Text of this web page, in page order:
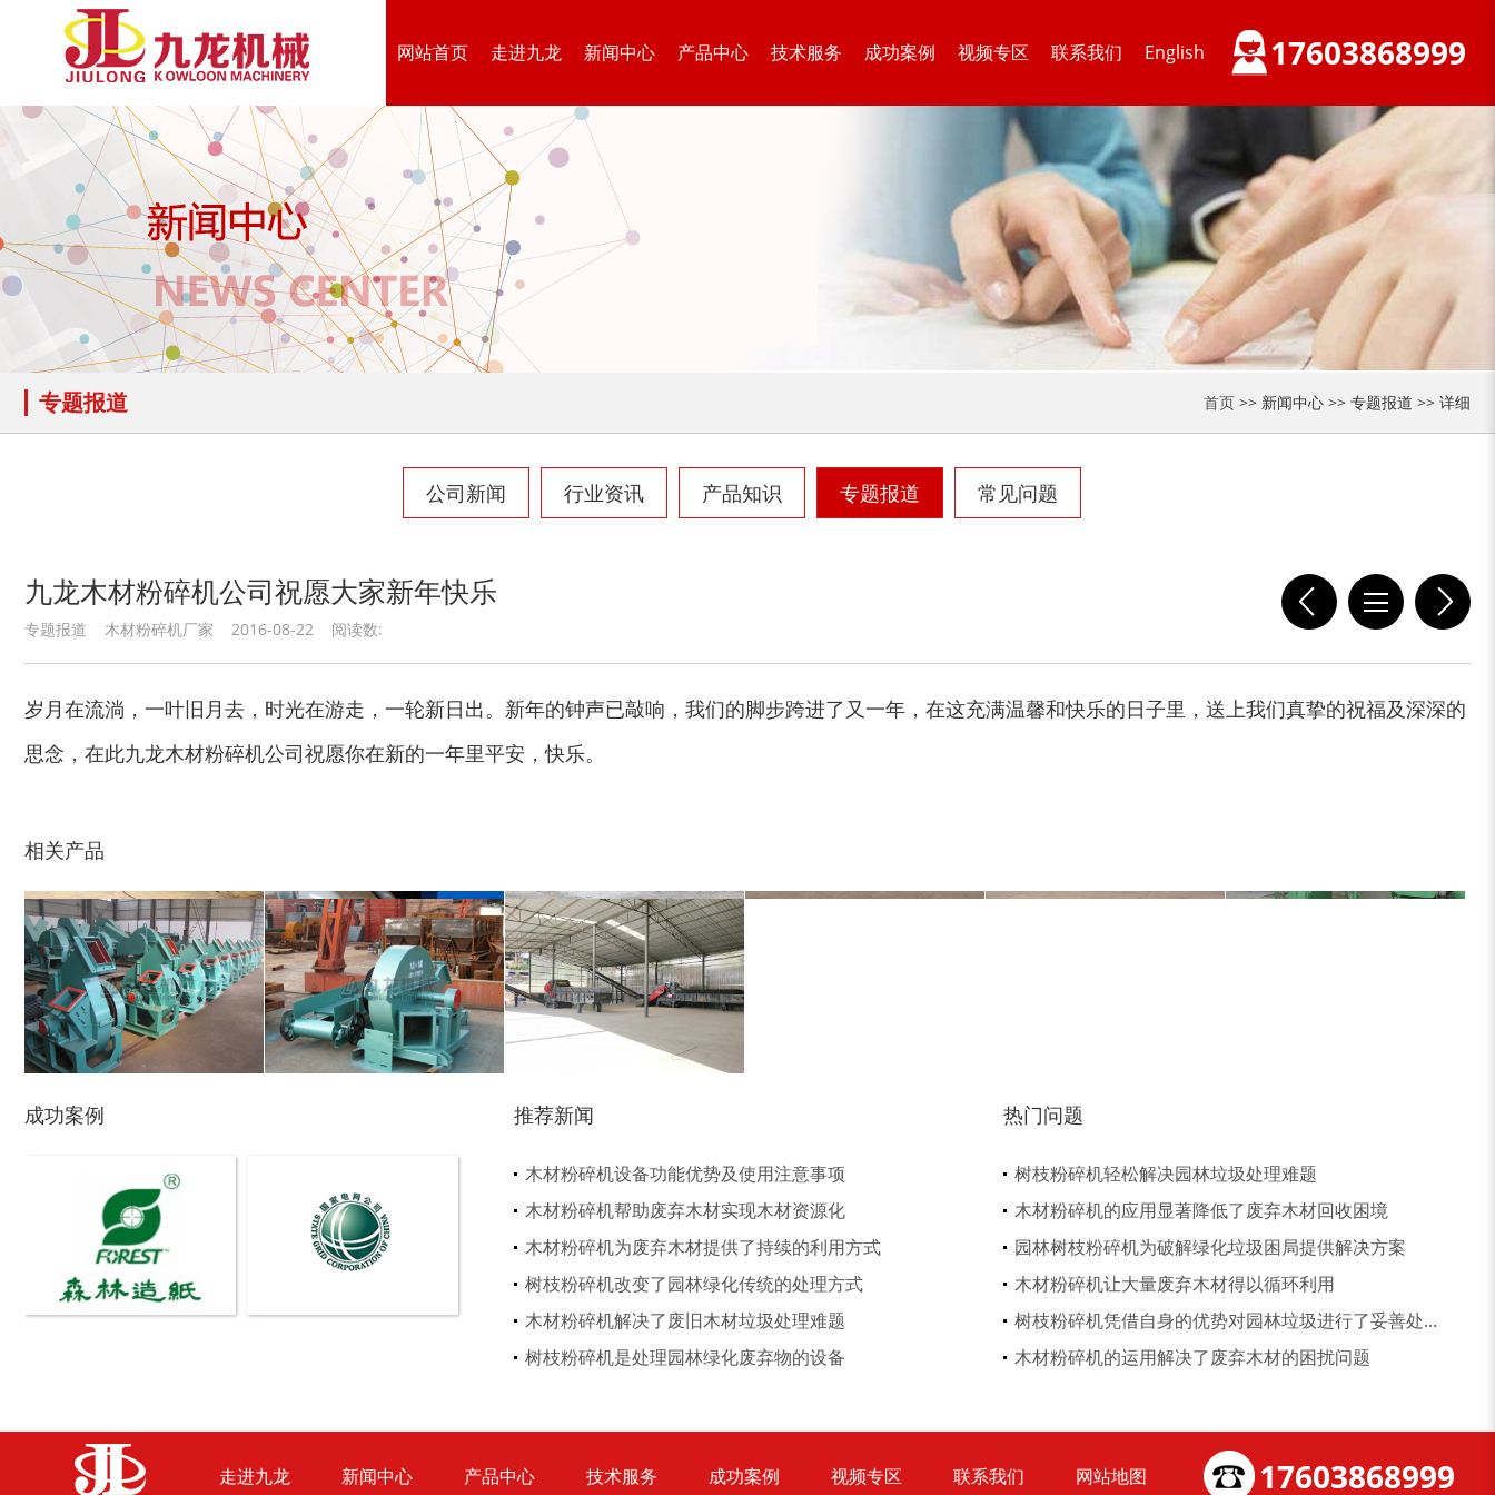
网站首页 走进九龙 新闻中心 产品中心 技术服务 成功案例 视频专区 联系我们 English 17603868999
专题报道 首页 >> 新闻中心 >> 专题报道 >> 详细
公司新闻 行业资讯 产品知识 专题报道 常见问题
九龙木材粉碎机公司祝愿大家新年快乐
专题报道 木材粉碎机厂家 2016-08-22 阅读数:
岁月在流淌，一叶旧月去，时光在游走，一轮新日出。新年的钟声已敲响，我们的脚步跨进了又一年，在这充满温馨和快乐的日子里，送上我们真挚的祝福及深深的
思念，在此九龙木材粉碎机公司祝愿你在新的一年里平安，快乐。
相关产品
生物质综合破碎机... 装修垃圾处理设备... 废家电破碎机
陈腐垃圾处理设备... 建筑垃圾处理设备... 金属压块破碎机 塑料粉碎机 小型撕碎机 稻草秸秆撕碎机
秸秆沼气处理设备... 废旧汽车破碎机 摩托车破碎机 自行车破碎机 稻草揉丝机 易拉罐破碎机
秸秆青贮粉碎机 油漆桶破碎机 水滴式粉碎机
玉米芯烘干机 牧草烘干机 猪粪烘干机
生物质秸秆破碎机...
圆盘破碎机 综合破碎机 大型稻草捆撕碎机... 金属撕碎机
成功案例 推荐新闻
木材粉碎机设备功能优势及使用注意事项
木材粉碎机帮助废弃木材实现木材资源化
木材粉碎机为废弃木材提供了持续的利用方式
树枝粉碎机改变了园林绿化传统的处理方式
木材粉碎机解决了废旧木材垃圾处理难题
树枝粉碎机是处理园林绿化废弃物的设备
热门问题
树枝粉碎机轻松解决园林垃圾处理难题
木材粉碎机的应用显著降低了废弃木材回收困境
园林树枝粉碎机为破解绿化垃圾困局提供解决方案
木材粉碎机让大量废弃木材得以循环利用
树枝粉碎机凭借自身的优势对园林垃圾进行了妥善处...
木材粉碎机的运用解决了废弃木材的困扰问题
走进九龙 新闻中心 产品中心 技术服务 成功案例 视频专区 联系我们 网站地图 17603868999